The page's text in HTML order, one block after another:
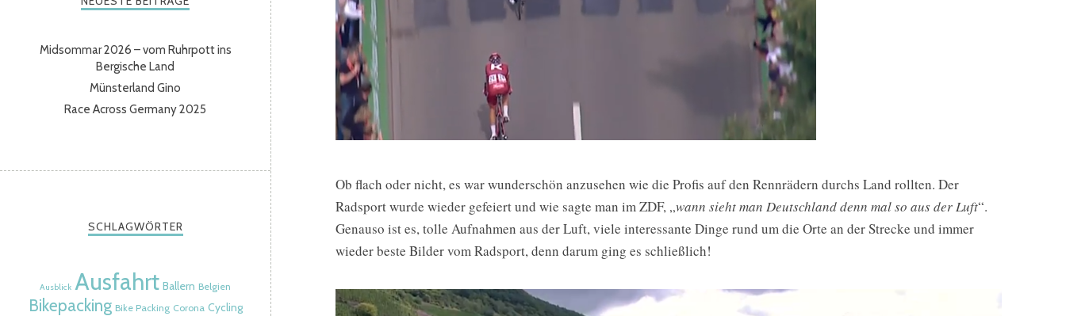
Midsommar 2026 – vom Ruhrpott ins
Bergische Land
Münsterland Gino
Race Across Germany 2025
SCHLAGWÖRTER
Ausblick Ausfahrt Ballern Belgien
Bikepacking Bike Packing Corona Cycling
Ob flach oder nicht, es war wunderschön anzusehen wie die Profis auf den Rennrädern durchs Land rollten. Der
Radsport wurde wieder gefeiert und wie sagte man im ZDF, „wann sieht man Deutschland denn mal so aus der Luft“.
Genauso ist es, tolle Aufnahmen aus der Luft, viele interessante Dinge rund um die Orte an der Strecke und immer
wieder beste Bilder vom Radsport, denn darum ging es schließlich!